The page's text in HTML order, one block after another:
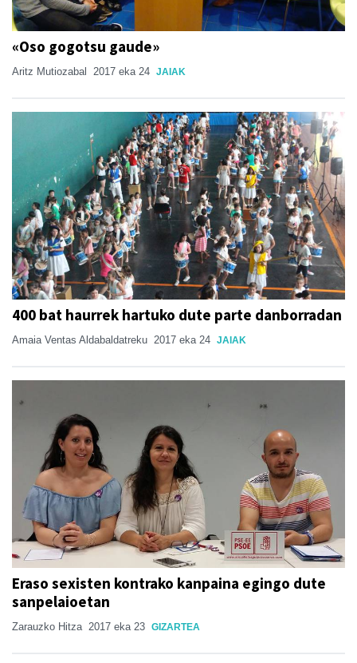
«Oso gogotsu gaude»
Aritz Mutiozabal 2017 eka 24 JAIAK
400 bat haurrek hartuko dute parte danborradan
Amaia Ventas Aldabaldatreku 2017 eka 24 JAIAK
Eraso sexisten kontrako kanpaina egingo dute
sanpelaioetan
Zarauzko Hitza 2017 eka 23 GIZARTEA